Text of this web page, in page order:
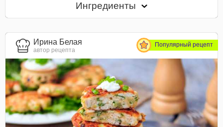
Ингредиенты
Ирина Белая
автор рецепта
Популярный рецепт